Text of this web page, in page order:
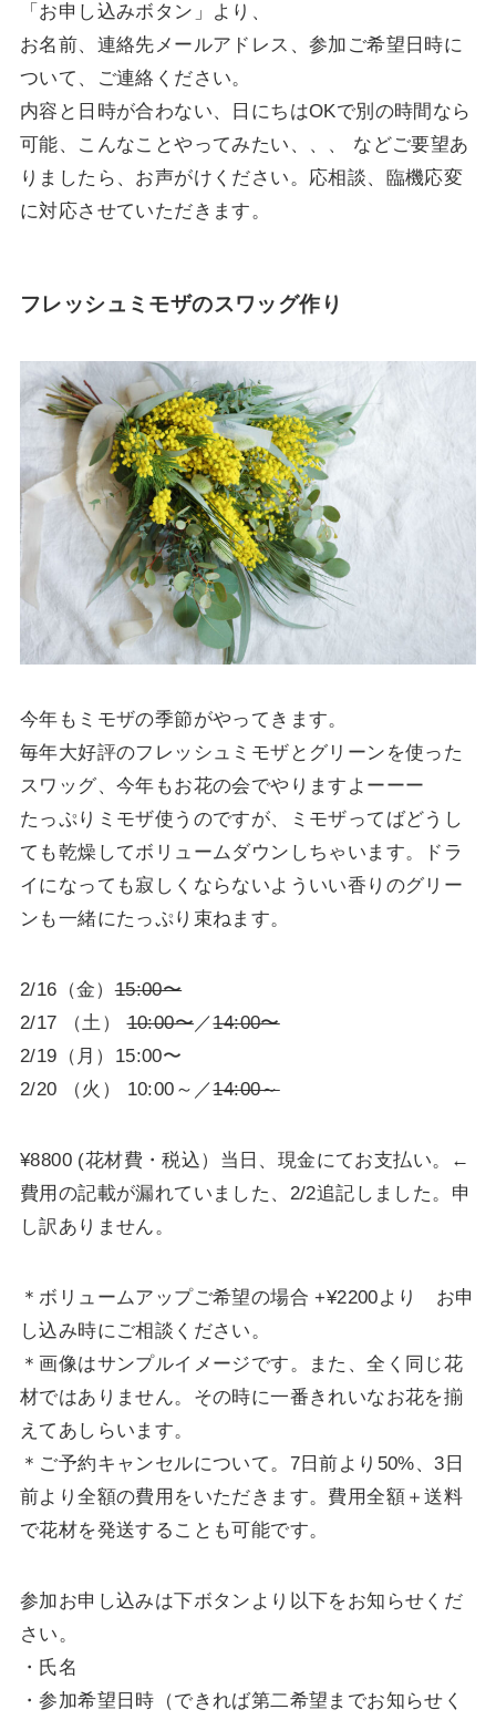
「お申し込みボタン」より、
お名前、連絡先メールアドレス、参加ご希望日時に
ついて、ご連絡ください。
内容と日時が合わない、日にちはOKで別の時間なら
可能、こんなことやってみたい、、、 などご要望あ
りましたら、お声がけください。応相談、臨機応変
に対応させていただきます。
フレッシュミモザのスワッグ作り
今年もミモザの季節がやってきます。
毎年大好評のフレッシュミモザとグリーンを使った
スワッグ、今年もお花の会でやりますよーーー
たっぷりミモザ使うのですが、ミモザってばどうし
ても乾燥してボリュームダウンしちゃいます。ドラ
イになっても寂しくならないよういい香りのグリー
ンも一緒にたっぷり束ねます。
2/16（金）15:00〜
2/17 （土）10:00〜／14:00〜
2/19（月）15:00〜
2/20 （火） 10:00～／14:00～
¥8800 (花材費・税込）当日、現金にてお支払い。←
費用の記載が漏れていました、2/2追記しました。申
し訳ありません。
＊ボリュームアップご希望の場合 +¥2200より お申
し込み時にご相談ください。
＊画像はサンプルイメージです。また、全く同じ花
材ではありません。その時に一番きれいなお花を揃
えてあしらいます。
＊ご予約キャンセルについて。7日前より50%、3日
前より全額の費用をいただきます。費用全額＋送料
で花材を発送することも可能です。
参加お申し込みは下ボタンより以下をお知らせくだ
さい。
・氏名
・参加希望日時（できれば第二希望までお知らせく